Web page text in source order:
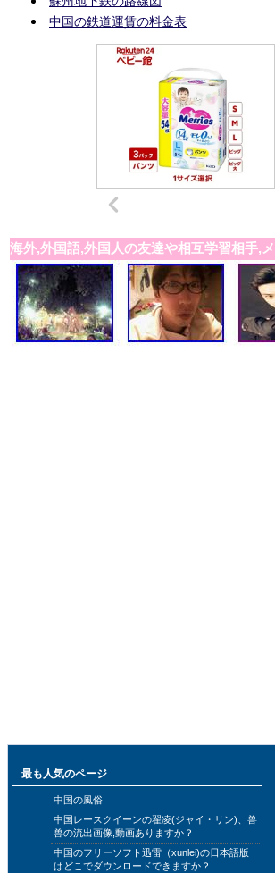
中国の鉄道運賃の料金表
海外,外国語,外国人の友達や相互学習相手,
最も人気のページ
中国の風俗
中国レースクイーンの翟凌(ジャイ・リン)、兽
兽の流出画像,動画ありますか？
中国のフリーソフト迅雷（xunlei)の日本語版
はどこでダウンロードできますか？